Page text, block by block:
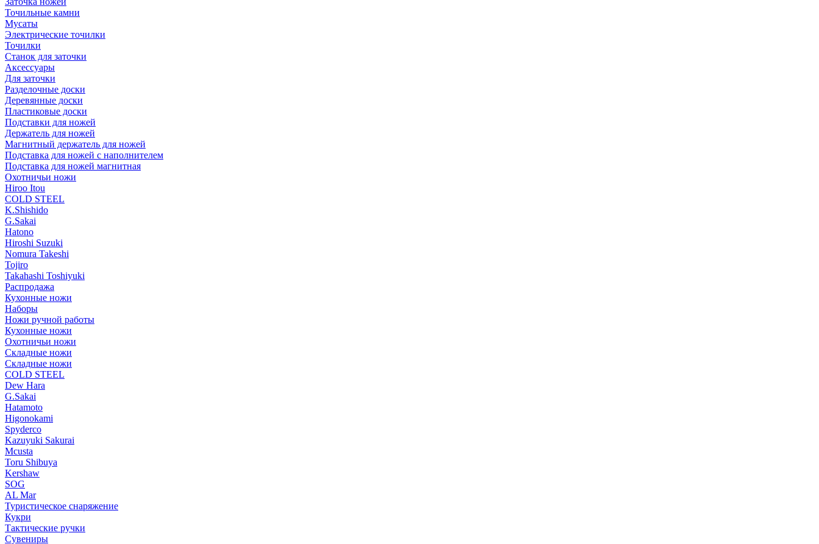
Точильные камни
Мусаты
Электрические точилки
Точилки
Станок для заточки
Аксессуары
Для заточки
Разделочные доски
Деревянные доски
Пластиковые доски
Подставки для ножей
Держатель для ножей
Магнитный держатель для ножей
Подставка для ножей с наполнителем
Подставка для ножей магнитная
Охотничьи ножи
Hiroo Itou
COLD STEEL
K.Shishido
G.Sakai
Hatono
Hiroshi Suzuki
Nomura Takeshi
Tojiro
Takahashi Toshiyuki
Распродажа
Кухонные ножи
Наборы
Ножи ручной работы
Кухонные ножи
Охотничьи ножи
Складные ножи
Складные ножи
COLD STEEL
Dew Hara
G.Sakai
Hatamoto
Higonokami
Spyderco
Kazuyuki Sakurai
Mcusta
Toru Shibuya
Kershaw
SOG
AL Mar
Туристическое снаряжение
Кукри
Тактические ручки
Сувениры